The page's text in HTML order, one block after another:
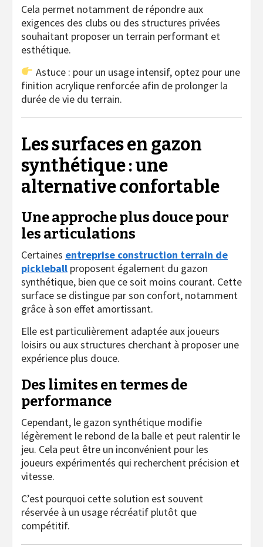
Cela permet notamment de répondre aux
exigences des clubs ou des structures privées
souhaitant proposer un terrain performant et
esthétique.
Astuce : pour un usage intensif, optez pour une
finition acrylique renforcée afin de prolonger la
durée de vie du terrain.
Les surfaces en gazon
synthétique : une
alternative confortable
Une approche plus douce pour
les articulations
Certaines entreprise construction terrain de
pickleball proposent également du gazon
synthétique, bien que ce soit moins courant. Cette
surface se distingue par son confort, notamment
grâce à son effet amortissant.
Elle est particulièrement adaptée aux joueurs
loisirs ou aux structures cherchant à proposer une
expérience plus douce.
Des limites en termes de
performance
Cependant, le gazon synthétique modifie
légèrement le rebond de la balle et peut ralentir le
jeu. Cela peut être un inconvénient pour les
joueurs expérimentés qui recherchent précision et
vitesse.
C’est pourquoi cette solution est souvent
réservée à un usage récréatif plutôt que
compétitif.